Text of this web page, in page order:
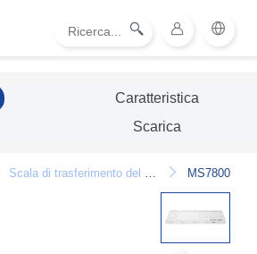
Caratteristica
Scarica
Scala di trasferimento del pa
MS7800